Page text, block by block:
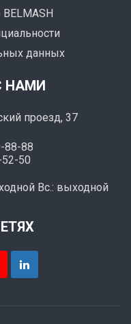
данных
НАМИ
проезд, 37
88-88
50
Вс.: выходной